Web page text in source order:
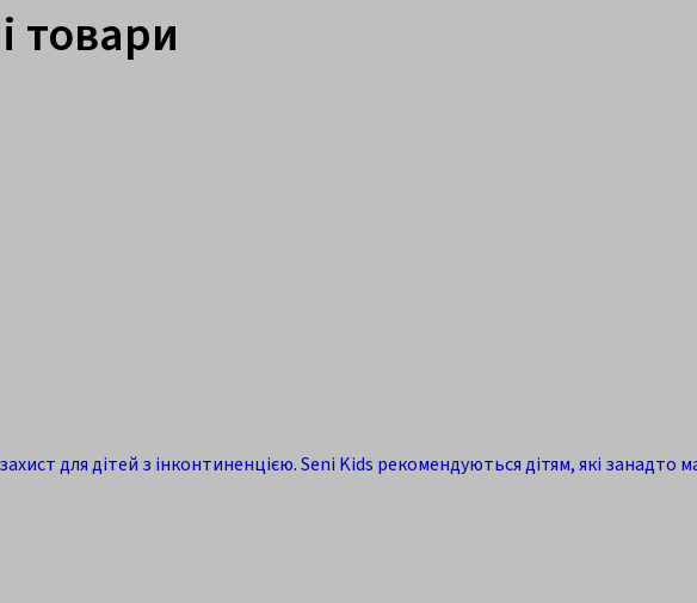
товари
для дітей з інконтиненцією. Seni Kids рекомендуються дітям, які занадто